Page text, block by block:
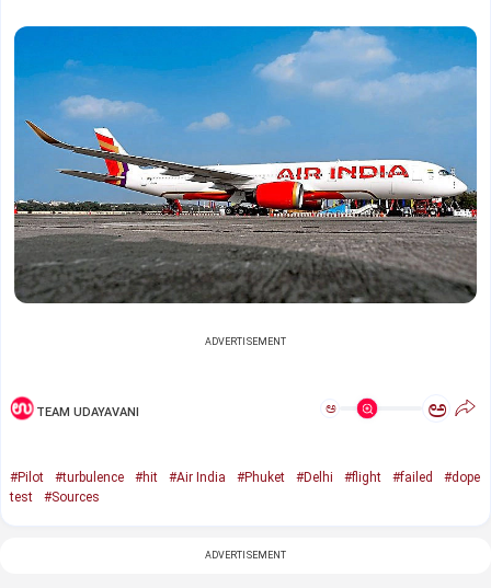
ADVERTISEMENT
TEAM UDAYAVANI ಅ ಅ
#Pilot #turbulence #hit #Air India #Phuket #Delhi #flight #failed
#dope
test
#Sources
ADVERTISEMENT